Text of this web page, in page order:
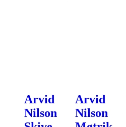
Arvid
Nilson
Arvid
Nilson